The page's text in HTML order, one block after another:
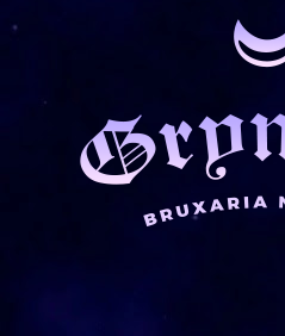
QUEM SOU